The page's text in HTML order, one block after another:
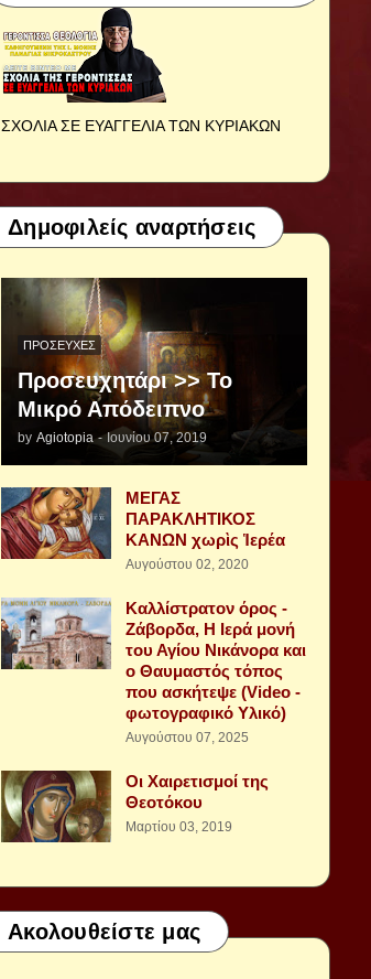
ΣΧΟΛΙΑ ΣΕ ΕΥΑΓΓΕΛΙΑ ΤΩΝ ΚΥΡΙΑΚΩΝ
Δημοφιλείς αναρτήσεις
ΠΡΟΣΕΥΧΈΣ
Προσευχητάρι >> Το
Μικρό Απόδειπνο
by Agiotopia - Ιουνίου 07, 2019
ΜΕΓΑΣ
ΠΑΡΑΚΛΗΤΙΚΟΣ
ΚΑΝΩΝ χωρὶς Ἱερέα
Αυγούστου 02, 2020
Καλλίστρατον όρος -
Ζάβορδα, Η Ιερά μονή
του Αγίου Νικάνορα και
ο Θαυμαστός τόπος
που ασκήτεψε (Video -
φωτογραφικό Υλικό)
Αυγούστου 07, 2025
Οι Χαιρετισμοί της
Θεοτόκου
Μαρτίου 03, 2019
Ακολουθείστε μας